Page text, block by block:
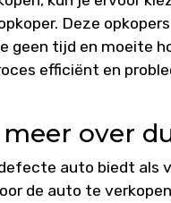
Deze
geen tijd en moeite
efficiënt en
over
auto biedt als
de auto te